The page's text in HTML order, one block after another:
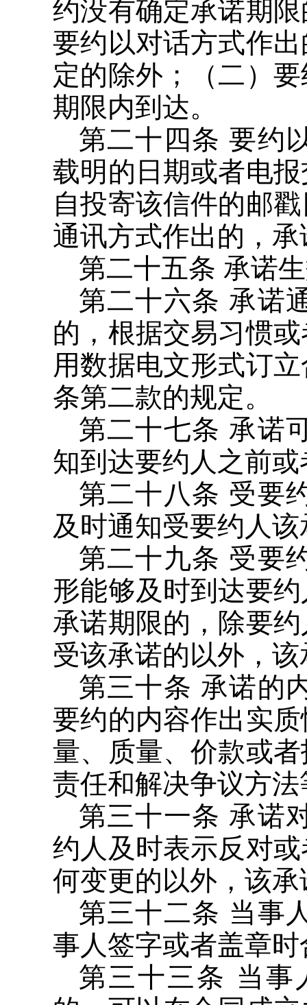
约没有确定承诺期
要约以对话方式作
定的除外；（二）
期限内到达。
第二十四条 要约
载明的日期或者电
自投寄该信件的邮
通讯方式作出的，
第二十五条 承诺
第二十六条 承诺
的，根据交易习惯
用数据电文形式订
条第二款的规定。
第二十七条 承诺
知到达要约人之前
第二十八条 受要
及时通知受要约人
第二十九条 受要
形能够及时到达要
承诺期限的，除要
受该承诺的以外，
第三十条 承诺的
要约的内容作出实
量、质量、价款或
责任和解决争议方
第三十一条 承诺
约人及时表示反对
何变更的以外，该
第三十二条 当事
事人签字或者盖章
第三十三条 当事